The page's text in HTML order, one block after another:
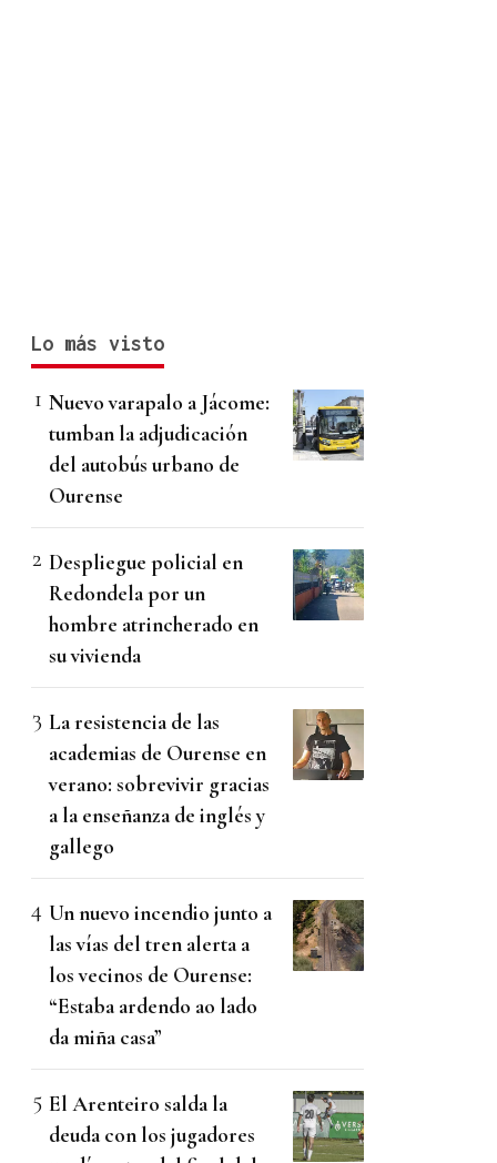
Lo más visto
Nuevo varapalo a Jácome:
tumban la adjudicación
del autobús urbano de
Ourense
Despliegue policial en
Redondela por un
hombre atrincherado en
su vivienda
La resistencia de las
academias de Ourense en
verano: sobrevivir gracias
a la enseñanza de inglés y
gallego
Un nuevo incendio junto a
las vías del tren alerta a
los vecinos de Ourense:
“Estaba ardendo ao lado
da miña casa”
El Arenteiro salda la
deuda con los jugadores